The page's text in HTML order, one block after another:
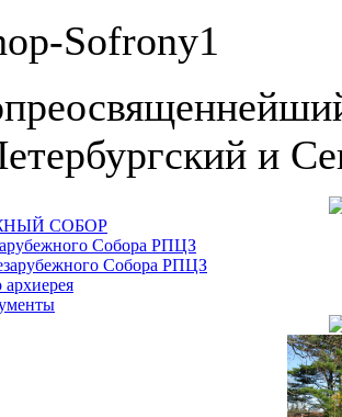
и
СОБОР
Собора РПЦЗ
Собора РПЦЗ